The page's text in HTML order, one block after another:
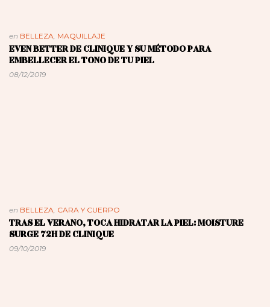
en BELLEZA, MAQUILLAJE
EVEN BETTER DE CLINIQUE Y SU MÉTODO PARA
EMBELLECER EL TONO DE TU PIEL
08/12/2019
en BELLEZA, CARA Y CUERPO
TRAS EL VERANO, TOCA HIDRATAR LA PIEL: MOISTURE
SURGE 72H DE CLINIQUE
09/10/2019